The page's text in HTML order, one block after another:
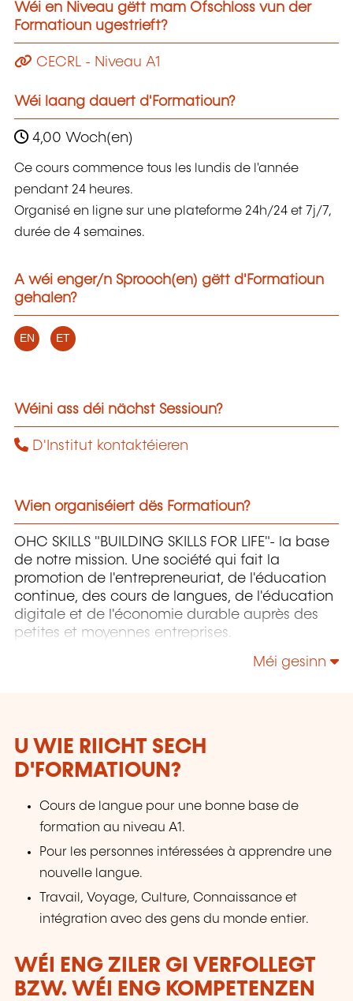
Wéi en Niveau gëtt mam Ofschloss vun der
Formatioun ugestrieft?
CECRL - Niveau A1
Wéi laang dauert d'Formatioun?
4,00 Woch(en)
Ce cours commence tous les lundis de l'année
pendant 24 heures.
Organisé en ligne sur une plateforme 24h/24 et 7j/7,
durée de 4 semaines.
A wéi enger/n Sprooch(en) gëtt d'Formatioun
gehalen?
EN ET
Wéini ass déi nächst Sessioun?
D'Institut kontaktéieren
Wien organiséiert dës Formatioun?
OHC SKILLS "BUILDING SKILLS FOR LIFE"- la base
de notre mission. Une société qui fait la
promotion de l'entrepreneuriat, de l'éducation
continue, des cours de langues, de l'éducation
digitale et de l'économie durable auprès des
petites et moyennes entreprises.
Méi gesinn
U WIE RIICHT SECH
D'FORMATIOUN?
Cours de langue pour une bonne base de
formation au niveau A1.
Pour les personnes intéressées à apprendre une
nouvelle langue.
Travail, Voyage, Culture, Connaissance et
intégration avec des gens du monde entier.
WÉI ENG ZILER GI VERFOLLEGT
BZW. WÉI ENG KOMPETENZEN